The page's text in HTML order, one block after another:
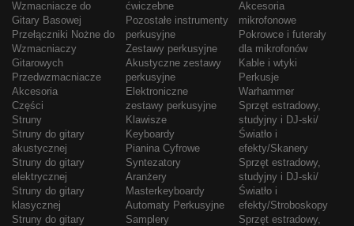
Wzmacniacze do
Gitary Basowej
Przełączniki Nożne do
Wzmacniaczy
Gitarowych
Przedwzmacniacze
Akcesoria
Części
Struny
Struny do gitary
akustycznej
Struny do gitary
elektrycznej
Struny do gitary
klasycznej
Struny do gitary
ćwiczebne
Pozostałe instrumenty
perkusyjne
Zestawy perkusyjne
Akustyczne zestawy
perkusyjne
Elektroniczne
zestawy perkusyjne
Klawisze
Keyboardy
Pianina Cyfrowe
Syntezatory
Aranżery
Masterkeyboardy
Automaty Perkusyjne
Samplery
Akcesoria
mikrofonowe
Pokrowce i futerały
dla mikrofonów
Kable i wtyki
Perkusje
Warhammer
Sprzęt estradowy,
studyjny i DJ-ski/
Światło i
efekty/Skanery
Sprzęt estradowy,
studyjny i DJ-ski/
Światło i
efekty/Stroboskopy
Sprzęt estradowy,